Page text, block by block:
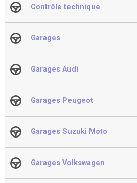
Contrôle technique
Garages
Garages Audi
Garages Peugeot
Garages Suzuki Moto
Garages Volkswagen